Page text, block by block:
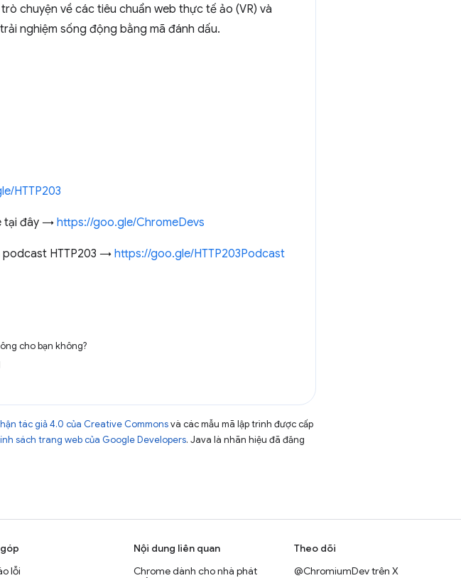
chuyện về các tiêu chuẩn web thực tế ảo (VR) và
nghiệm sống động bằng mã đánh dấu.
HTTP203
tại đây → https://goo.gle/ChromeDevs
podcast HTTP203 → https://goo.gle/HTTP203Podcast
cho bạn không?
tác giả 4.0 của Creative Commonsvà các mẫu mã lập trình được cấp
sách trang web của Google Developers. Java là nhãn hiệu đã đăng
lỗi
Nội dung liên quan
Chrome dành cho nhà phát
Theo dõi
@ChromiumDev trên X